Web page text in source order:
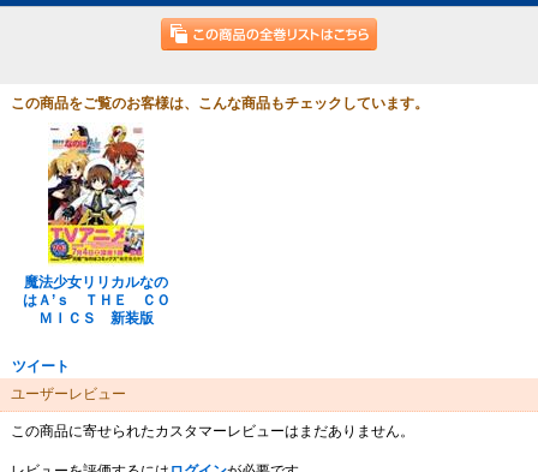
この商品をご覧のお客様は、こんな商品もチェックしています。
魔法少女リリカルなの
はＡ’ｓ ＴＨＥ ＣＯ
ＭＩＣＳ 新装版
ツイート
ユーザーレビュー
この商品に寄せられたカスタマーレビューはまだありません。